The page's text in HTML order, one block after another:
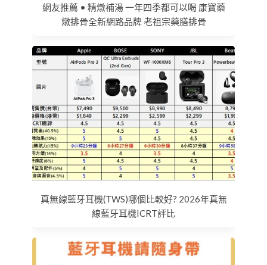
網友推薦 • 精燉補湯 一年四季都可以喝 康寶藥
燉排骨全新網路品牌 老祖宗藥膳排骨
真無線藍牙耳機(TWS)哪個比較好? 2026年真無
線藍牙耳機ICRT評比